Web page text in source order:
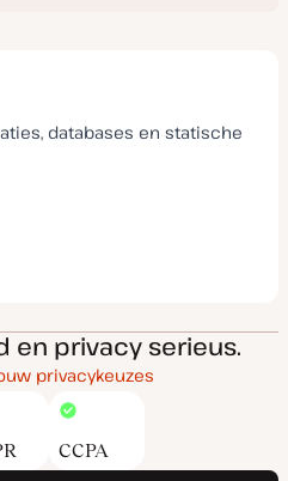
databases en statische
en privacy serieus.
privacykeuzes
CCPA